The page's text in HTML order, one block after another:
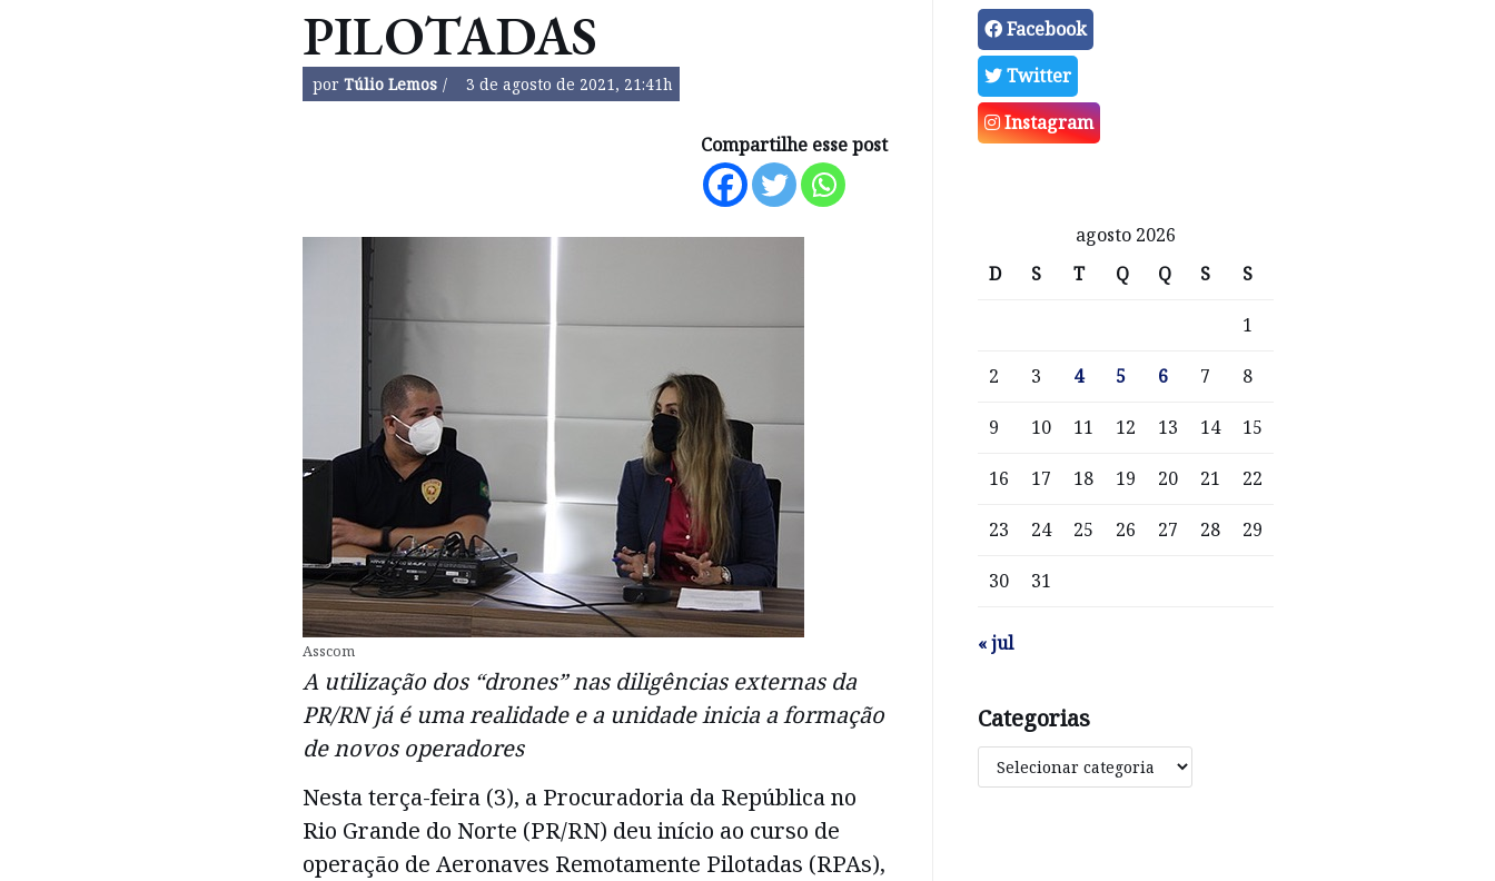
PILOTADAS
por Túlio Lemos 3 de agosto de 2021, 21:41h
Compartilhe esse post
Asscom
A utilização dos “drones” nas diligências externas da
PR/RN já é uma realidade e a unidade inicia a formação
de novos operadores
Nesta terça-feira (3), a Procuradoria da República no
Rio Grande do Norte (PR/RN) deu início ao curso de
operação de Aeronaves Remotamente Pilotadas (RPAs),
Facebook
Twitter
Instagram
agosto 2026
D
S T Q Q S S
1
2 3 4 5 6 7 8
9 10 11 12 13 14 15
16 17 18 19 20 21 22
23 24 25 26 27 28 29
30 31
« jul
Categorias